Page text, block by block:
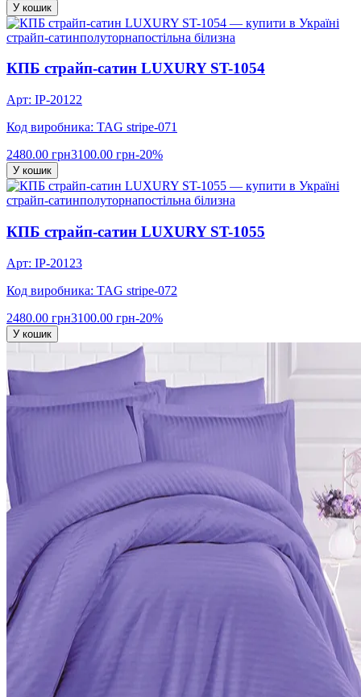
У кошик
страйп-сатинполуторнапостільна білизна
КПБ страйп-сатин LUXURY ST-1054
Арт: IP-20122
Код виробника: TAG stripe-071
2480.00 грн3100.00 грн-20%
У кошик
страйп-сатинполуторнапостільна білизна
КПБ страйп-сатин LUXURY ST-1055
Арт: IP-20123
Код виробника: TAG stripe-072
2480.00 грн3100.00 грн-20%
У кошик